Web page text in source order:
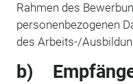
Rahmen des
personenbezogenen
des Arbeits-/
b)